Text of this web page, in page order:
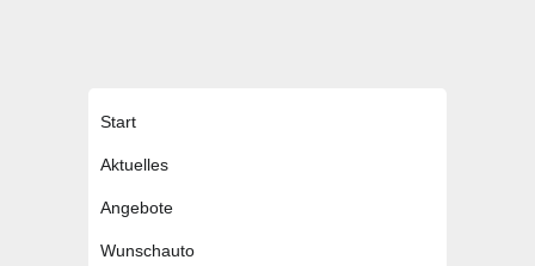
Start
Aktuelles
Angebote
Wunschauto